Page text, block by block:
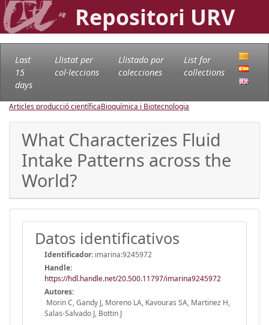
Repositori URV
Last
15
days
Llistat per
col·leccions
Llistado por
colecciones
List for
collections
Articles producció científicaBioquímica i Biotecnologia
What Characterizes Fluid
Intake Patterns across the
World?
Datos identificativos
Identificador: imarina:9245972
Handle:
https://hdl.handle.net/20.500.11797/imarina9245972
Autores:
Morin C, Gandy J, Moreno LA, Kavouras SA, Martinez H,
Salas-Salvado J, Bottin J